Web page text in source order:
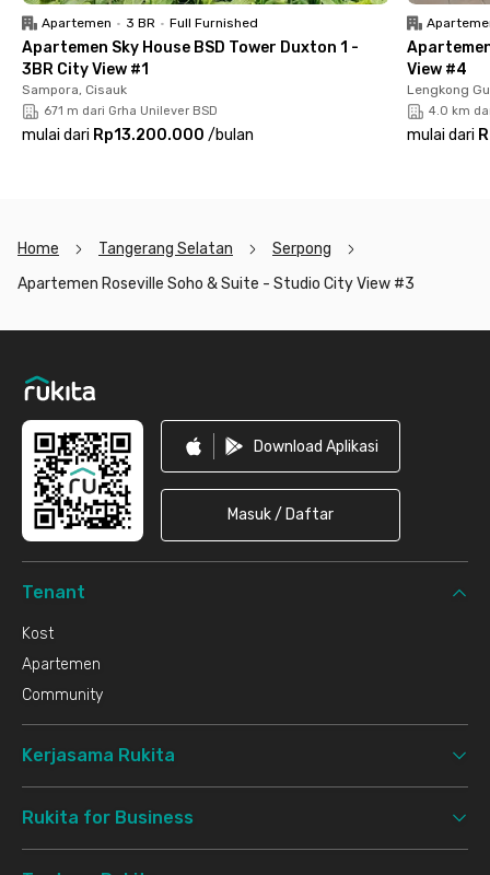
💪
Kamu juga bisa menikmati fasilitas kolam renang dan gym.
Cocok buat kamu yang suka olahraga atau sekadar melepas
penat setelah seharian kerja atau kuliah.
Tunggu apa lagi? Yuk, sewa unitnya sekarang sebelum
kehabisan!
Apartemen • 3 BR • Full Furnished
Apartemen Sky House BSD Tower Duxton 1 -
3BR City View #1
Sampora, Cisauk
671 m dari Grha Unilever BSD
mulai dari Rp13.200.000 /bulan
View #4
Lengkong
4.0 km
mulai dari
Home Tangerang Selatan
Serpong
Apartemen Roseville Soho & Suite - Studio City View #3
Download Aplikasi
Masuk / Daftar
Tenant
Kost
Apartemen
Community
Kerjasama Rukita
Rukita for Business